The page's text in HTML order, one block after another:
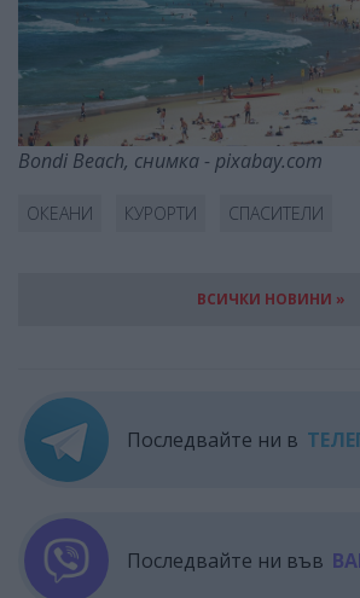
Bondi Beach, снимка - pixabay.com
ОКЕАНИ КУРОРТИ СПАСИТЕЛИ
ВСИЧКИ НОВИНИ »
Последвайте ни в
Последвайте ни във